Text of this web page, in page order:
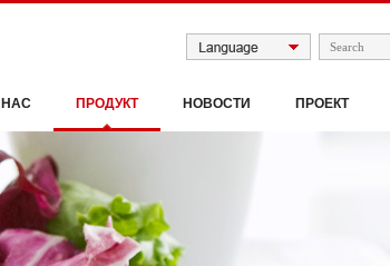
ПРОДУКТ НОВОСТИ ПРОЕКТ